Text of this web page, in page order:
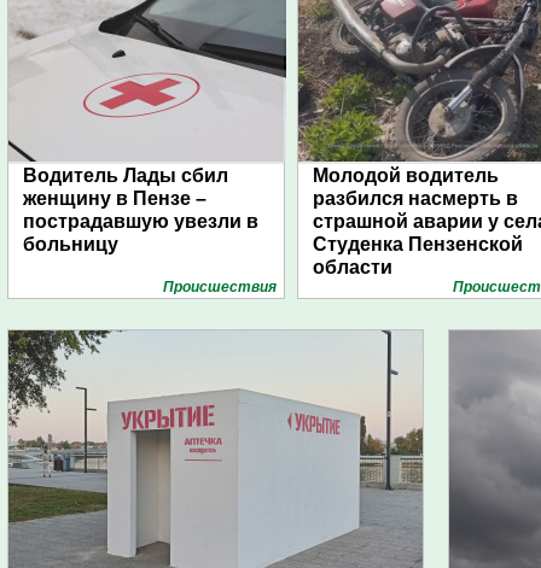
Водитель Лады сбил
женщину в Пензе –
пострадавшую увезли в
больницу
Проиcшествия
Молодой водитель
разбился насмерть в
страшной аварии у
Студенка Пензенской
области